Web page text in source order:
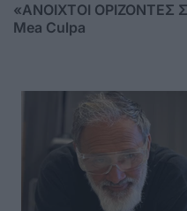
«ΑΝΟΙΧΤΟΙ ΟΡΙΖΟΝΤΕΣ
Mea Culpa